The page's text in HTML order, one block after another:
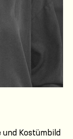
Kostümbild